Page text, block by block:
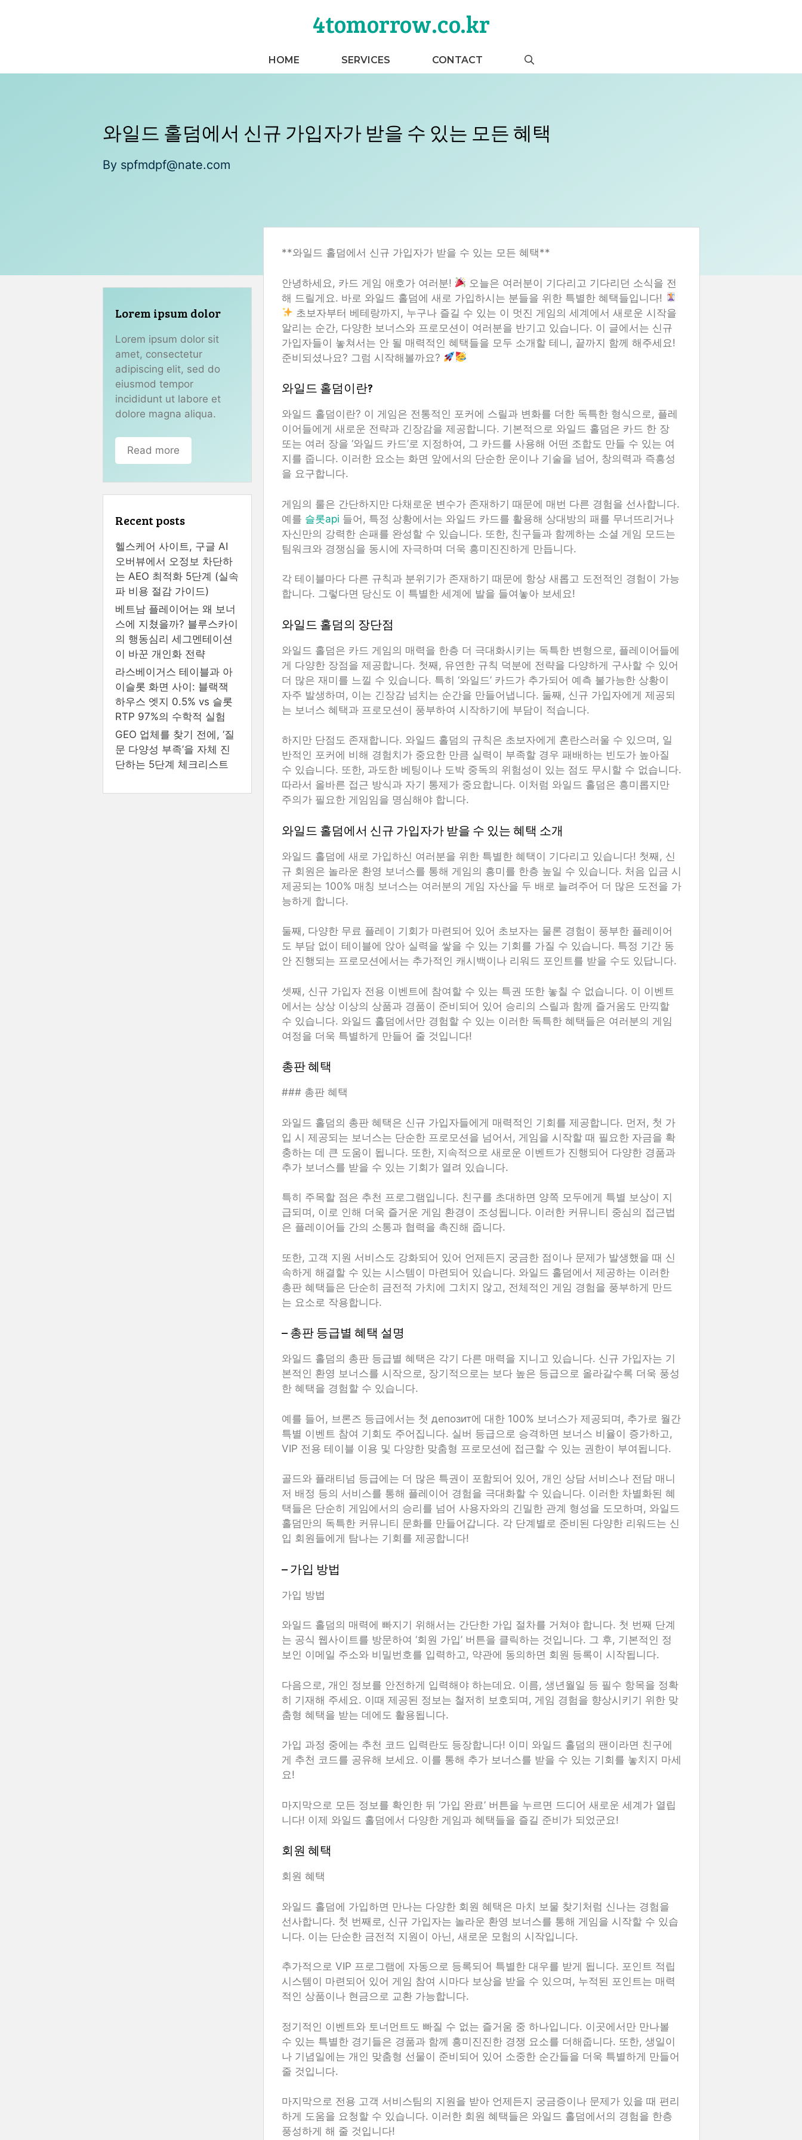
4tomorrow.co.kr
HOME SERVICES CONTACT
와일드 홀덤에서 신규 가입자가 받을 수 있는 모든 혜택
By spfmdpf@nate.com
**와일드 홀덤에서 신규 가입자가 받을 수 있는 모든 혜택**
안녕하세요, 카드 게임 애호가 여러분!
오늘은 여러분이 기다리고 기다리던 소식을 전
해 드릴게요. 바로 와일드 홀덤에 새로 가입하시는 분들을 위한 특별한 혜택들입니다!
초보자부터 베테랑까지, 누구나 즐길 수 있는 이 멋진 게임의 세계에서 새로운 시작을
알리는 순간, 다양한 보너스와 프로모션이 여러분을 반기고 있습니다. 이 글에서는 신규
가입자들이 놓쳐서는 안 될 매력적인 혜택들을 모두 소개할 테니, 끝까지 함께 해주세요!
준비되셨나요? 그럼 시작해볼까요?
와일드 홀덤이란?
와일드 홀덤이란? 이 게임은 전통적인 포커에 스릴과 변화를 더한 독특한 형식으로, 플레
이어들에게 새로운 전략과 긴장감을 제공합니다. 기본적으로 와일드 홀덤은 카드 한 장
또는 여러 장을 ‘와일드 카드’로 지정하여, 그 카드를 사용해 어떤 조합도 만들 수 있는 여
지를 줍니다. 이러한 요소는 화면 앞에서의 단순한 운이나 기술을 넘어, 창의력과 즉흥성
을 요구합니다.
게임의 룰은 간단하지만 다채로운 변수가 존재하기 때문에 매번 다른 경험을 선사합니다.
예를 슬롯api 들어, 특정 상황에서는 와일드 카드를 활용해 상대방의 패를 무너뜨리거나
자신만의 강력한 손패를 완성할 수 있습니다. 또한, 친구들과 함께하는 소셜 게임 모드는
팀워크와 경쟁심을 동시에 자극하며 더욱 흥미진진하게 만듭니다.
각 테이블마다 다른 규칙과 분위기가 존재하기 때문에 항상 새롭고 도전적인 경험이 가능
합니다. 그렇다면 당신도 이 특별한 세계에 발을 들여놓아 보세요!
와일드 홀덤의 장단점
와일드 홀덤은 카드 게임의 매력을 한층 더 극대화시키는 독특한 변형으로, 플레이어들에
게 다양한 장점을 제공합니다. 첫째, 유연한 규칙 덕분에 전략을 다양하게 구사할 수 있어
더 많은 재미를 느낄 수 있습니다. 특히 ‘와일드’ 카드가 추가되어 예측 불가능한 상황이
자주 발생하며, 이는 긴장감 넘치는 순간을 만들어냅니다. 둘째, 신규 가입자에게 제공되
는 보너스 혜택과 프로모션이 풍부하여 시작하기에 부담이 적습니다.
하지만 단점도 존재합니다. 와일드 홀덤의 규칙은 초보자에게 혼란스러울 수 있으며, 일
반적인 포커에 비해 경험치가 중요한 만큼 실력이 부족할 경우 패배하는 빈도가 높아질
수 있습니다. 또한, 과도한 베팅이나 도박 중독의 위험성이 있는 점도 무시할 수 없습니다.
따라서 올바른 접근 방식과 자기 통제가 중요합니다. 이처럼 와일드 홀덤은 흥미롭지만
주의가 필요한 게임임을 명심해야 합니다.
와일드 홀덤에서 신규 가입자가 받을 수 있는 혜택 소개
와일드 홀덤에 새로 가입하신 여러분을 위한 특별한 혜택이 기다리고 있습니다! 첫째, 신
규 회원은 놀라운 환영 보너스를 통해 게임의 흥미를 한층 높일 수 있습니다. 처음 입금 시
제공되는 100% 매칭 보너스는 여러분의 게임 자산을 두 배로 늘려주어 더 많은 도전을 가
능하게 합니다.
둘째, 다양한 무료 플레이 기회가 마련되어 있어 초보자는 물론 경험이 풍부한 플레이어
도 부담 없이 테이블에 앉아 실력을 쌓을 수 있는 기회를 가질 수 있습니다. 특정 기간 동
안 진행되는 프로모션에서는 추가적인 캐시백이나 리워드 포인트를 받을 수도 있답니다.
셋째, 신규 가입자 전용 이벤트에 참여할 수 있는 특권 또한 놓칠 수 없습니다. 이 이벤트
에서는 상상 이상의 상품과 경품이 준비되어 있어 승리의 스릴과 함께 즐거움도 만끽할
수 있습니다. 와일드 홀덤에서만 경험할 수 있는 이러한 독특한 혜택들은 여러분의 게임
여정을 더욱 특별하게 만들어 줄 것입니다!
총판 혜택
### 총판 혜택
와일드 홀덤의 총판 혜택은 신규 가입자들에게 매력적인 기회를 제공합니다. 먼저, 첫 가
입 시 제공되는 보너스는 단순한 프로모션을 넘어서, 게임을 시작할 때 필요한 자금을 확
충하는 데 큰 도움이 됩니다. 또한, 지속적으로 새로운 이벤트가 진행되어 다양한 경품과
추가 보너스를 받을 수 있는 기회가 열려 있습니다.
특히 주목할 점은 추천 프로그램입니다. 친구를 초대하면 양쪽 모두에게 특별 보상이 지
급되며, 이로 인해 더욱 즐거운 게임 환경이 조성됩니다. 이러한 커뮤니티 중심의 접근법
은 플레이어들 간의 소통과 협력을 촉진해 줍니다.
또한, 고객 지원 서비스도 강화되어 있어 언제든지 궁금한 점이나 문제가 발생했을 때 신
속하게 해결할 수 있는 시스템이 마련되어 있습니다. 와일드 홀덤에서 제공하는 이러한
총판 혜택들은 단순히 금전적 가치에 그치지 않고, 전체적인 게임 경험을 풍부하게 만드
는 요소로 작용합니다.
– 총판 등급별 혜택 설명
와일드 홀덤의 총판 등급별 혜택은 각기 다른 매력을 지니고 있습니다. 신규 가입자는 기
본적인 환영 보너스를 시작으로, 장기적으로는 보다 높은 등급으로 올라갈수록 더욱 풍성
한 혜택을 경험할 수 있습니다.
예를 들어, 브론즈 등급에서는 첫 депозит에 대한 100% 보너스가 제공되며, 추가로 월간
특별 이벤트 참여 기회도 주어집니다. 실버 등급으로 승격하면 보너스 비율이 증가하고,
VIP 전용 테이블 이용 및 다양한 맞춤형 프로모션에 접근할 수 있는 권한이 부여됩니다.
골드와 플래티넘 등급에는 더 많은 특권이 포함되어 있어, 개인 상담 서비스나 전담 매니
저 배정 등의 서비스를 통해 플레이어 경험을 극대화할 수 있습니다. 이러한 차별화된 혜
택들은 단순히 게임에서의 승리를 넘어 사용자와의 긴밀한 관계 형성을 도모하며, 와일드
홀덤만의 독특한 커뮤니티 문화를 만들어갑니다. 각 단계별로 준비된 다양한 리워드는 신
입 회원들에게 탐나는 기회를 제공합니다!
– 가입 방법
가입 방법
와일드 홀덤의 매력에 빠지기 위해서는 간단한 가입 절차를 거쳐야 합니다. 첫 번째 단계
는 공식 웹사이트를 방문하여 ‘회원 가입’ 버튼을 클릭하는 것입니다. 그 후, 기본적인 정
보인 이메일 주소와 비밀번호를 입력하고, 약관에 동의하면 회원 등록이 시작됩니다.
다음으로, 개인 정보를 안전하게 입력해야 하는데요. 이름, 생년월일 등 필수 항목을 정확
히 기재해 주세요. 이때 제공된 정보는 철저히 보호되며, 게임 경험을 향상시키기 위한 맞
춤형 혜택을 받는 데에도 활용됩니다.
가입 과정 중에는 추천 코드 입력란도 등장합니다! 이미 와일드 홀덤의 팬이라면 친구에
게 추천 코드를 공유해 보세요. 이를 통해 추가 보너스를 받을 수 있는 기회를 놓치지 마세
요!
마지막으로 모든 정보를 확인한 뒤 ‘가입 완료’ 버튼을 누르면 드디어 새로운 세계가 열립
니다! 이제 와일드 홀덤에서 다양한 게임과 혜택들을 즐길 준비가 되었군요!
회원 혜택
회원 혜택
와일드 홀덤에 가입하면 만나는 다양한 회원 혜택은 마치 보물 찾기처럼 신나는 경험을
선사합니다. 첫 번째로, 신규 가입자는 놀라운 환영 보너스를 통해 게임을 시작할 수 있습
니다. 이는 단순한 금전적 지원이 아닌, 새로운 모험의 시작입니다.
추가적으로 VIP 프로그램에 자동으로 등록되어 특별한 대우를 받게 됩니다. 포인트 적립
시스템이 마련되어 있어 게임 참여 시마다 보상을 받을 수 있으며, 누적된 포인트는 매력
적인 상품이나 현금으로 교환 가능합니다.
정기적인 이벤트와 토너먼트도 빠질 수 없는 즐거움 중 하나입니다. 이곳에서만 만나볼
수 있는 특별한 경기들은 경품과 함께 흥미진진한 경쟁 요소를 더해줍니다. 또한, 생일이
나 기념일에는 개인 맞춤형 선물이 준비되어 있어 소중한 순간들을 더욱 특별하게 만들어
줄 것입니다.
마지막으로 전용 고객 서비스팀의 지원을 받아 언제든지 궁금증이나 문제가 있을 때 편리
하게 도움을 요청할 수 있습니다. 이러한 회원 혜택들은 와일드 홀덤에서의 경험을 한층
풍성하게 해 줄 것입니다!
Lorem ipsum dolor
Lorem ipsum dolor sit
amet, consectetur
adipiscing elit, sed do
eiusmod tempor
incididunt ut labore et
dolore magna aliqua.
Read more
Recent posts
헬스케어 사이트, 구글 AI
오버뷰에서 오정보 차단하
는 AEO 최적화 5단계 (실속
파 비용 절감 가이드)
베트남 플레이어는 왜 보너
스에 지쳤을까? 블루스카이
의 행동심리 세그멘테이션
이 바꾼 개인화 전략
라스베이거스 테이블과 아
이슬롯 화면 사이: 블랙잭
하우스 엣지 0.5% vs 슬롯
RTP 97%의 수학적 실험
GEO 업체를 찾기 전에, ‘질
문 다양성 부족’을 자체 진
단하는 5단계 체크리스트